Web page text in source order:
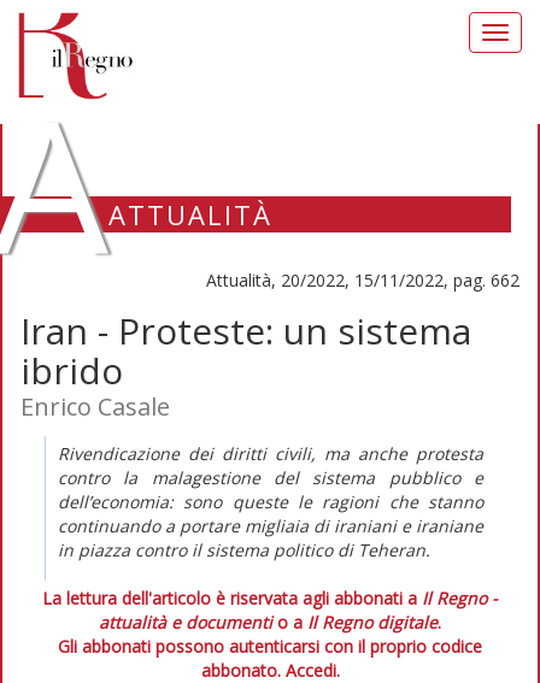
ATTUALITÀ
Attualità, 20/2022, 15/11/2022, pag. 662
Iran - Proteste: un sistema
ibrido
Enrico Casale
Rivendicazione dei diritti civili, ma anche protesta
contro la malagestione del sistema pubblico e
dell’economia: sono queste le ragioni che stanno
continuando a portare migliaia di iraniani e iraniane
in piazza contro il sistema politico di Teheran.
La lettura dell'articolo è riservata agli abbonati a Il Regno -
attualità e documentio a Il Regno digitale.
Gli abbonati possono autenticarsi con il proprio codice
abbonato. Accedi.